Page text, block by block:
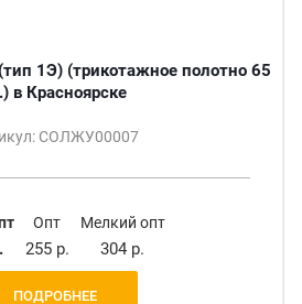
1Э) (трикотажное полотно 65
в Красноярске
СОЛЖУ00007
Опт
255 р.
Мелкий опт
304 р.
ПОДРОБНЕЕ